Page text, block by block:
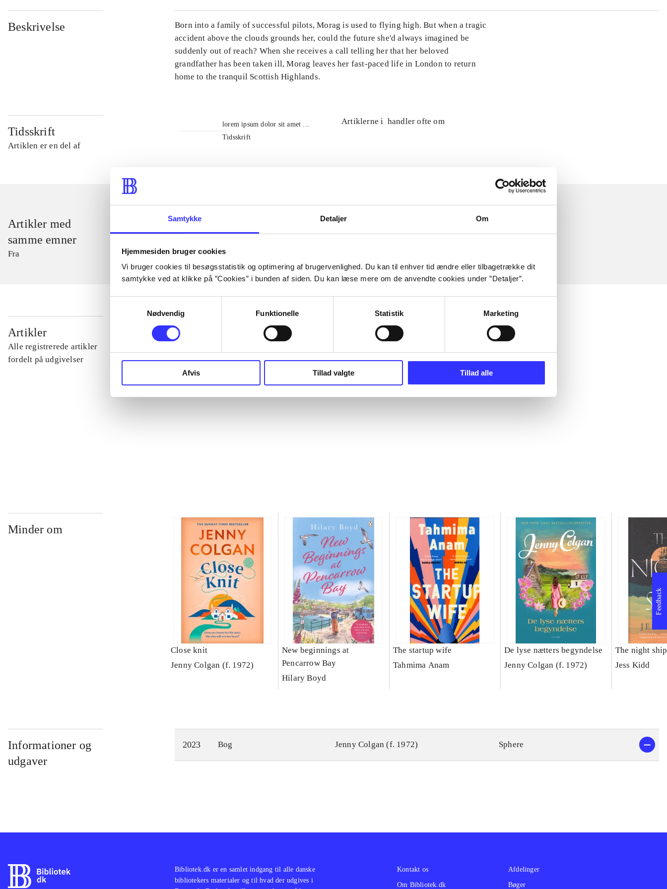
Samtykke Detaljer Om
Hjemmesiden bruger cookies
Vi bruger cookies til besøgsstatistik og optimering af brugervenlighed. Du kan til enhver tid ændre eller tilbagetrække dit
samtykke ved at klikke på ”Cookies” i bunden af siden. Du kan læse mere om de anvendte cookies under ”Detaljer”.
Nødvendig
Funktionelle Statistik Marketing
Afvis Tillad valgte Tillad alle
Beskrivelse
Born into a family of successful pilots, Morag is used to flying high. But when a tragic
accident above the clouds grounds her, could the future she'd always imagined be
suddenly out of reach? When she receives a call telling her that her beloved
grandfather has been taken ill, Morag leaves her fast-paced life in London to return
home to the tranquil Scottish Highlands.
Tidsskrift
Artiklen er en del af
lorem ipsum dolor sit amet ...
Tidsskrift
Artiklerne i handler ofte om
Artikler med
samme emner
Fra
Artikler
Alle registrerede artikler
fordelt på udgivelser
...
Minder om
Close knit
Jenny Colgan (f. 1972)
New beginnings at
Pencarrow Bay
Hilary Boyd
The startup wife
Tahmima Anam
De lyse nætters begyndelse
Jenny Colgan (f. 1972)
The night ship
Jess Kidd
Informationer og
udgaver
2023 Bog Jenny Colgan (f. 1972) Sphere
Feedback
Bibliotek.dk er en samlet indgang til alle danske
bibliotekers materialer og til hvad der udgives i
Kontakt os
Om Bibliotek.dk
Afdelinger
Bøger